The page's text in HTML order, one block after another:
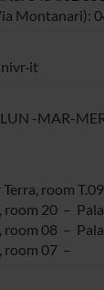
Montanari):
it
-MAR-
room
room 20 –
room 08 –
room 07 –